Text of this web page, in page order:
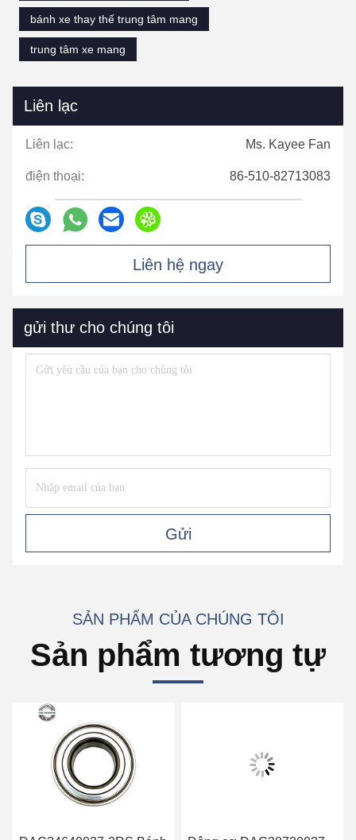
bánh xe thay thế trung tâm mang
trung tâm xe mang
Liên lạc
Liên lạc: Ms. Kayee Fan
điện thoại: 86-510-82713083
Liên hệ ngay
gửi thư cho chúng tôi
Gửi
SẢN PHẨM CỦA CHÚNG TÔI
Sản phẩm tương tự